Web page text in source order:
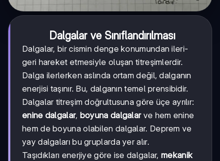
Dalgalar ve Sınıflandırılması
Dalgalar, bir cismin denge konumundan ileri-
geri hareket etmesiyle oluşan titreşimlerdir.
Dalga ilerlerken aslında ortam değil, dalganın
enerjisi taşınır. Bu, dalganın temel prensibidir.
Dalgalar titreşim doğrultusuna göre üçe ayrılır:
enine dalgalar, boyuna dalgalarve hem enine
hem de boyuna olabilen dalgalar. Deprem ve
yay dalgaları bu gruplarda yer alır.
Taşıdıkları enerjiye göre ise dalgalar, mekanik